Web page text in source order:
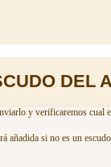
DEL
y verificaremos cual
añadida si no es un